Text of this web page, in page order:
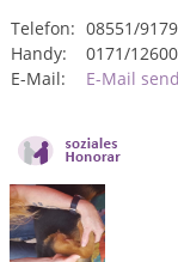
Telefon: 08551/
Handy:
0171/
E-Mail:
E-Mail